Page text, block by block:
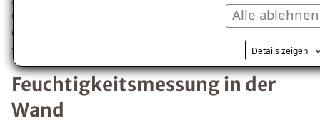
Alle ablehnen
Details zeigen
Feuchtigkeitsprobleme
ausfindig machen und
effektiv beheben?
Insbesondere nach einem größeren